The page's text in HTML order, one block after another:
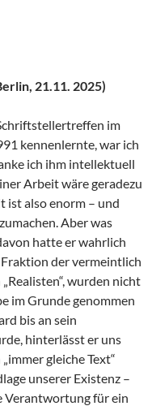
21.11. 2025)
im
kennenlernte, war ich
ich ihm intellektuell
Arbeit wäre geradezu
ist also enorm – und
Aber was
hatte er wahrlich
der vermeintlich
wurden nicht
im Grunde genommen
bis an sein
hinterlässt er uns
gleiche Text“
unserer Existenz –
Verantwortung für ein